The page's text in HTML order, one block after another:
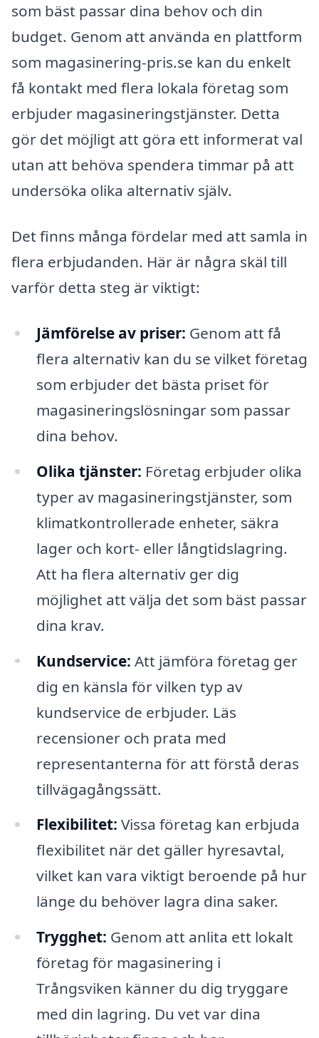
som bäst passar dina behov och din
budget. Genom att använda en plattform
som magasinering-pris.se kan du enkelt
få kontakt med flera lokala företag som
erbjuder magasineringstjänster. Detta
gör det möjligt att göra ett informerat val
utan att behöva spendera timmar på att
undersöka olika alternativ själv.
Det finns många fördelar med att samla in
flera erbjudanden. Här är några skäl till
varför detta steg är viktigt:
Jämförelse av priser: Genom att få
flera alternativ kan du se vilket företag
som erbjuder det bästa priset för
magasineringslösningar som passar
dina behov.
Olika tjänster: Företag erbjuder olika
typer av magasineringstjänster, som
klimatkontrollerade enheter, säkra
lager och kort- eller långtidslagring.
Att ha flera alternativ ger dig
möjlighet att välja det som bäst passar
dina krav.
Kundservice: Att jämföra företag ger
dig en känsla för vilken typ av
kundservice de erbjuder. Läs
recensioner och prata med
representanterna för att förstå deras
tillvägagångssätt.
Flexibilitet: Vissa företag kan erbjuda
flexibilitet när det gäller hyresavtal,
vilket kan vara viktigt beroende på hur
länge du behöver lagra dina saker.
Trygghet: Genom att anlita ett lokalt
företag för magasinering i
Trångsviken känner du dig tryggare
med din lagring. Du vet var dina